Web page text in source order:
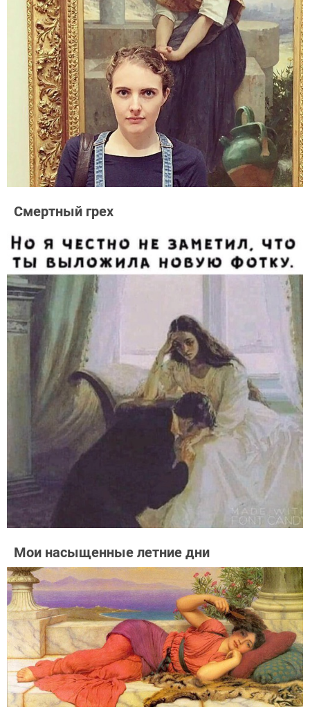
Смертный грех
Мои насыщенные летние дни